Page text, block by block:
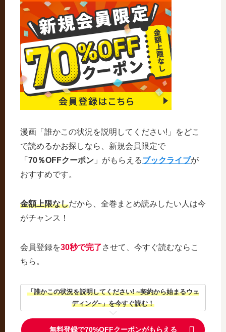
漫画「誰かこの状況を説明してください!」をどこ
で読めるかお探しなら、新規会員限定で
「 70％OFFクーポン 」がもらえるブックライブが
おすすめです。
金額上限なしだから、全巻まとめ読みしたい人は今
がチャンス！
会員登録を30秒で完了させて、今すぐ読むならこ
ちら。
「誰かこの状況を説明してください! ~契約から始まるウェ
ディング~」を今すぐ読む！
無料登録で70%OFFクーポンがもらえる